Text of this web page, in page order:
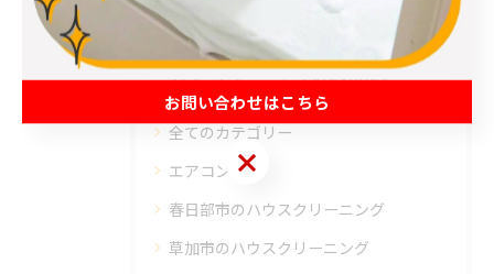
カテゴリー Categories
全てのカテゴリー
エアコン
春日部市のハウスクリーニング
草加市のハウスクリーニング
お問い合わせはこちら
お問い合わせはこちら